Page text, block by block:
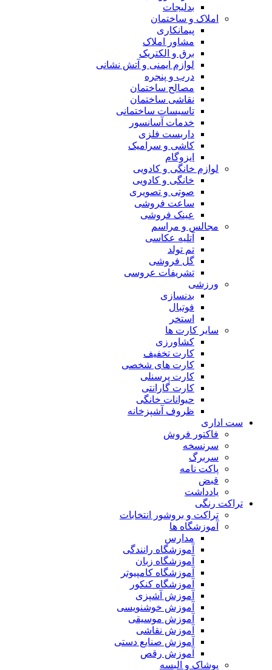
بدلیجات
املاک و ساختمان
پیمانکاری
مشاور املاک
برق و الکتریک
لوازم ایمنی و آتش نشانی
درب و پنجره
مصالح ساختمان
نقاشی ساختمان
تاسیسات ساختمانی
خدمات آسانسور
داربست فلزی
کاشی و سرامیک
ایزوگام
لوازم خانگی و کادویی
خانگی و کادویی
صوتی و تصویری
ساعت فروشی
عینک فروشی
مجالس و مراسم
آتلیه عکاسی
تم تولد
گل فروشی
تشریفات عروسی
ورزشی
بدنسازی
فوتبال
استخر
سایر کارت ها
کشاورزی
کارت تخفیف
کارت های شخصی
کارت پرسنلی
کارت گارانتی
حیوانات خانگی
ظروف آشپزخانه
ست اداری
فاکتور فروش
سرنسخه
سربرگ
پاکت نامه
قبض
یادداشت
تراکت رنگی
تراکت و بروشور انتخابات
آموزشگاه ها
مدارس
آموزشگاه رانندگی
آموزشگاه زبان
آموزشگاه کامپیوتر
آموزشگاه کنکور
آموزش آشپزی
آموزش خوشنویسی
آموزش موسیقی
آموزش نقاشی
آموزش صنایع دستی
آموزش رقص
پوشاک و البسه